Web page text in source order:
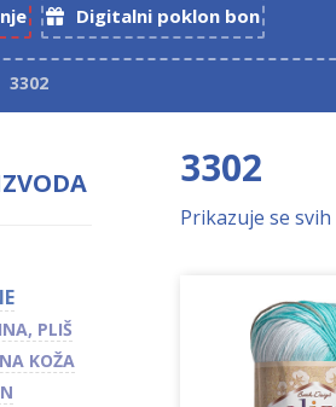
Digitalni poklon bon
3302
3302
Prikazuje se
PLIŠ
KOŽA